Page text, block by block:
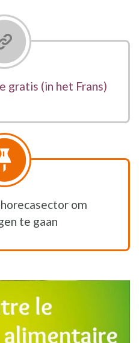
gratis (in het Frans)
om
te gaan